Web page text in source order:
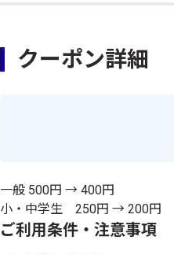
クーポン詳細
一般 500円 → 400円
小・中学生 250円 → 200円
ご利用条件・注意事項